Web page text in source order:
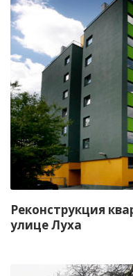
Реконструкция
улице Луха